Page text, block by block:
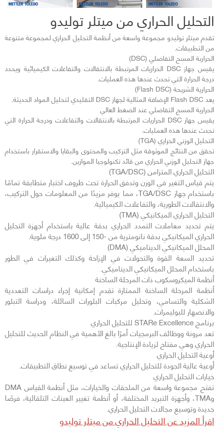
التحليل الحراري من ميتلر توليدو
تقدم ميتلر توليدو مجموعة واسعة من أنظمة التحليل الحراري لمجموعة متنوعة
من التطبيقات.
الحرارية المسح التفاضلي (DSC)
يقيس جهاز DSC الحراريات المرتبطة بالانتقالات والتفاعلات الكيميائية ويحدد
درجة الحرارة التي تحدث عندها هذه العمليات.
الحرارية الشريحة (Flash DSC)
يعد Flash DSC الإضافة المثالية لجهاز DSC التقليدي لتحليل المواد الحديثة.
الحرارية المسح التفاضلي عند الضغط العالي
يقيس جهاز DSC الحراريات المرتبطة بالانتقالات والتفاعلات ودرجة الحرارة التي
تحدث عندها هذه العمليات.
التحليل الوزني الحراري (TGA)
تحقق من النتائج الموثوقة مثل التركيب والمحتوى والبقايا والاستقرار باستخدام
جهاز التحليل الوزني الحراري من قائد تكنولوجيا الموازين.
التحليل الحراري المتزامن (TGA/DSC)
يتم قياس التغير في الوزن وتدفق الحرارة تحت ظروف اختبار متطابقة تمامًا
باستخدام جهاز TGA/DSC، مما يوفر مزيدًا من المعلومات حول التركيب،
والانتقالات الطورية، والتفاعلات الكيميائية.
التحليل الحراري الميكانيكي (TMA)
يتم تحديد معاملات التمدد الحراري بدقة عالية باستخدام أجهزة التحليل
الحراري الميكانيكي بدقة نانومترية من -150 إلى 1600 درجة مئوية.
المحلل الميكانيكي الديناميكي (DMA)
تحديد السعة القوة والتحولات في الإزاحة وكذلك التغيرات في الطور
باستخدام المحلل الميكانيكي الديناميكي.
أنظمة الميكروسكوب ذات المرحلة الساخنة
أنظمة المرحلة الساخنة الممتازة تقدم إمكانية إجراء دراسات التعددية
الشكلية والتسامي، وتحليل مركبات البلورات السائلة، ودراسة التبلور
والانصهار للبوليمرات.
برنامج STARe Excellence للتحليل الحراري
تعد مرونة ووظائف البرمجيات أمرًا بالغ الأهمية في النظام الحديث للتحليل
الحراري وهي مفتاح لزيادة الإنتاجية.
أوعية التحليل الحراري
أوعية عالية الجودة للتحليل الحراري تساعد في توسيع نطاق التطبيقات.
خيارات التحليل الحراري
تفتح مجموعة واسعة من الملحقات والخيارات، مثل أنظمة القياس DMA
وTMA، وأجهزة التبريد المختلفة، أو أنظمة تغيير العينات التلقائية، فرصًا
جديدة وتوسيع مجالات التحليل الحراري.
اقرأ المزيد عن التحليل الحراري من ميتلر توليدو